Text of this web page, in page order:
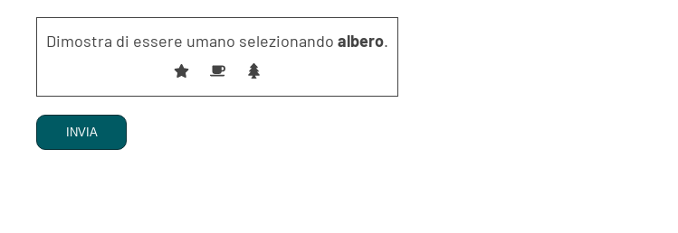
Dimostra di essere umano selezionando albero.